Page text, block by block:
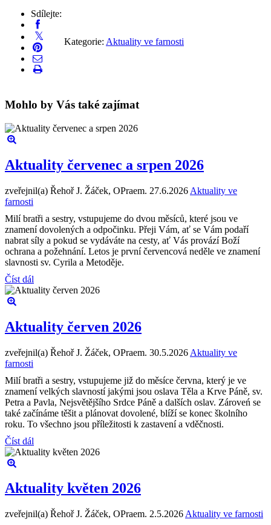
Sdílejte:
Kategorie: Aktuality ve farnosti
Mohlo by Vás také zajímat
Aktuality červenec a srpen 2026
zveřejnil(a) Řehoř J. Žáček, OPraem. 27.6.2026 Aktuality ve
farnosti
Milí bratři a sestry, vstupujeme do dvou měsíců, které jsou ve
znamení dovolených a odpočinku. Přeji Vám, ať se Vám podaří
nabrat síly a pokud se vydáváte na cesty, ať Vás provází Boží
ochrana a požehnání. Letos je první červencová neděle ve znamení
slavnosti sv. Cyrila a Metoděje.
Číst dál
Aktuality červen 2026
zveřejnil(a) Řehoř J. Žáček, OPraem. 30.5.2026 Aktuality ve
farnosti
Milí bratři a sestry, vstupujeme již do měsíce června, který je ve
znamení velkých slavností jakými jsou oslava Těla a Krve Páně, sv.
Petra a Pavla, Nejsvětějšího Srdce Páně a dalších oslav. Zároveń se
také začínáme těšit a plánovat dovolené, blíží se konec školního
roku. To všechno jsou příležitosti k zastavení a vděčnosti.
Číst dál
Aktuality květen 2026
zveřejnil(a) Řehoř J. Žáček, OPraem. 2.5.2026 Aktuality ve farnosti